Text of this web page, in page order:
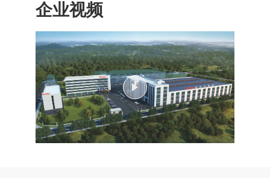
企业视频